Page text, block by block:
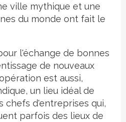
ville mythique et une
du monde ont fait le
l'échange de bonnes
de nouveaux
est aussi,
un lieu idéal de
chefs d'entreprises qui,
parfois des lieux de